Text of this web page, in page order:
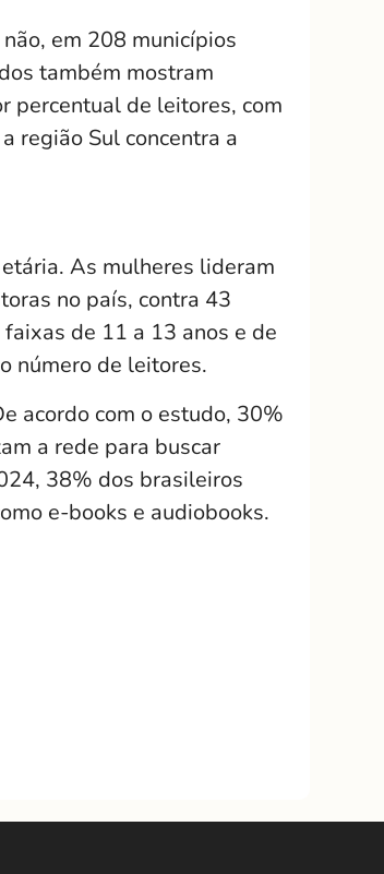
em 208 municípios
também mostram
percentual de leitores, com
região Sul concentra a
As mulheres lideram
no país, contra 43
de 11 a 13 anos e de
número de leitores.
acordo com o estudo, 30%
a rede para buscar
38% dos brasileiros
e-books e audiobooks.